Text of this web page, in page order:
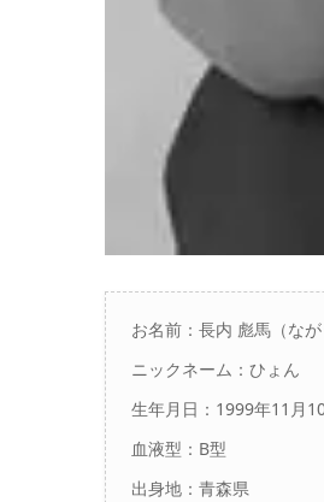
お名前： 長内 彪馬 （な
ニックネーム：ひょん
生年月日：1999年11月
血液型：B型
出身地：青森県